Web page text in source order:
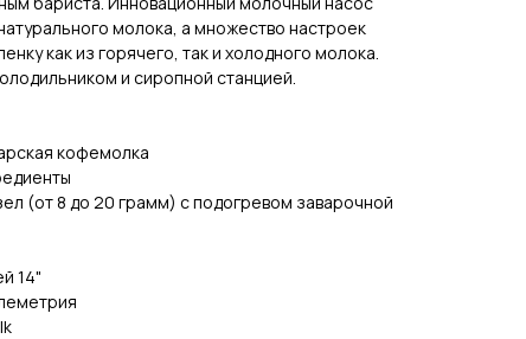
молока, а множество настроек
как из горячего, так и холодного молока.
и сиропной станцией.
кофемолка
(от 8 до 20 грамм) с подогревом заварочной
14"